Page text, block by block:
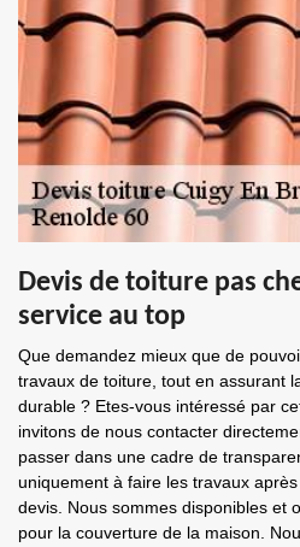
Devis de toiture pas
service au top
Que demandez mieux que de
travaux de toiture, tout en assurant
durable ? Etes-vous intéressé par
invitons de nous contacter
passer dans une cadre de
uniquement à faire les travaux
devis. Nous sommes disponibles et
pour la couverture de la maison.